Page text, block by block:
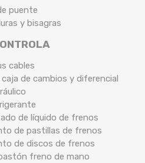
puente
y bisagras
cables
de cambios y diferencial
de líquido de frenos
de pastillas de frenos
de discos de frenos
freno de mano